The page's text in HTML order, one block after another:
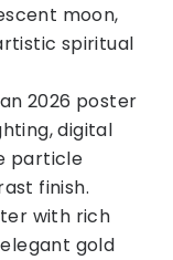
moon,
spiritual
2026 poster
digital
particle
finish.
with rich
gold